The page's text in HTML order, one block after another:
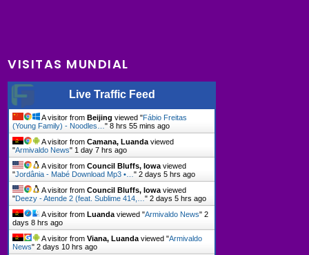
VISITAS MUNDIAL
Live Traffic Feed
A visitor from Beijing viewed "Fábio Freitas
(Young Family) - Noodles…"8 hrs 55 mins ago
A visitor fromCamana, Luanda viewed
"Armivaldo News" 1 day 7 hrs ago
A visitor fromCouncil Bluffs, Iowa viewed
"Jordânia - Mabé Download Mp3 •…"2 days 5 hrs ago
A visitor fromCouncil Bluffs, Iowa viewed
"Deezy - Atende 2 (feat. Sublime 414,…"2 days 5 hrs ago
A visitor from Luanda viewed "Armivaldo News"2
days 8 hrs ago
A visitor fromViana, Luanda viewed "Armivaldo
News"2 days 10 hrs ago